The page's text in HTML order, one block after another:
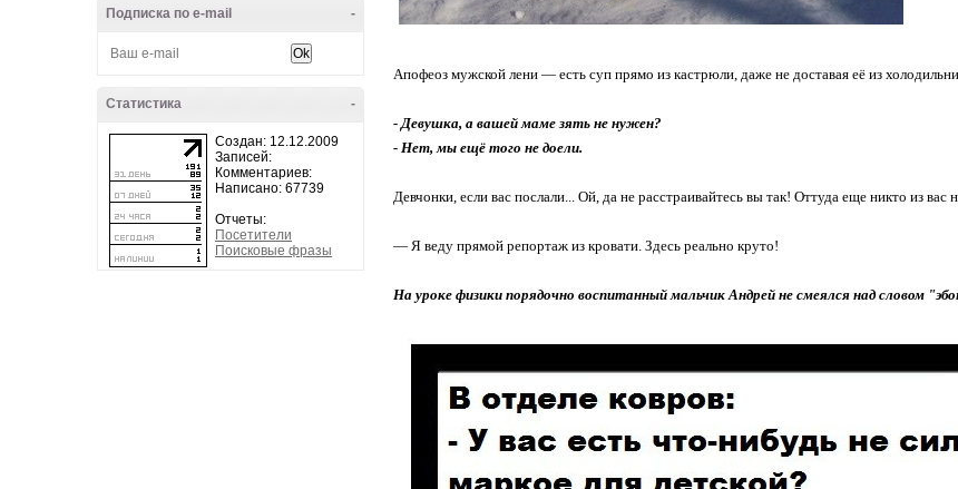
-
Подписка по e-mail
-
Статистика
Создан: 12.12.2009
Записей:
Комментариев:
Написано: 67739
Отчеты:
Посетители
Поисковые фразы
Апофеоз мужской лени — есть суп прямо из кастрюли, даже не доставая её из
- Девушка, а вашей маме зять не нужен?
- Нет, мы ещё того не доели.
Девчонки, если вас послали... Ой, да не расстраивайтесь вы так! Оттуда еще никто из вас
— Я веду прямой репортаж из кровати. Здесь реально круто!
На уроке физики порядочно воспитанный мальчик Андрей не смеялся над словом